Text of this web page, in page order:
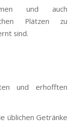
und auch
Plätzen zu
sind.
und erhofften
üblichen Getränke